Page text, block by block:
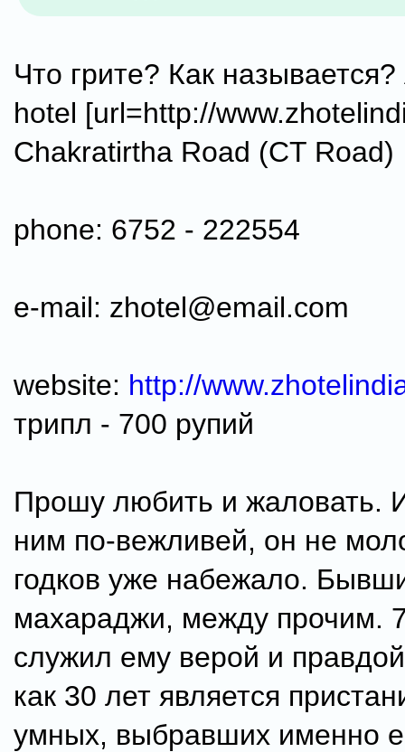
Что грите? Как
hotel [url=http://
Chakratirtha Road (CT Road)
phone: 6752 - 222554
e-mail: zhotel@email.com
website: http://
трипл - 700 рупий
Прошу любить и жаловать.
ним по-вежливей, он не
годков уже набежало.
махараджи, между прочим.
служил ему верой и
как 30 лет является
умных, выбравших именно